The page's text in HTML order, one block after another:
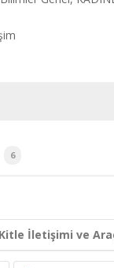
6
Kitle İletişimi ve